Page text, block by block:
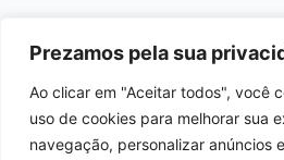
Prezamos pela sua
Ao clicar em "Aceitar todos", você
uso de cookies para melhorar sua
navegação, personalizar anúncios